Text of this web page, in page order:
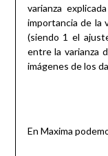
varianza
importancia de la
(siendo 1 el
entre la varianza
imágenes de los
En Maxima